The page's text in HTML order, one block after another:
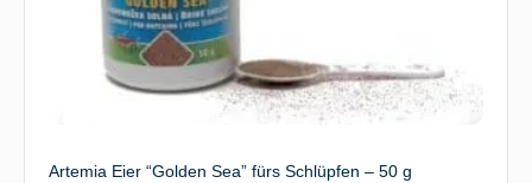
Artemia Eier “Golden Sea” fürs Schlüpfen – 50 g